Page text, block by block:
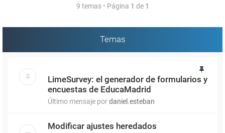
9 temas • Página 1 de 1
Temas
LimeSurvey: el generador de formularios y
encuestas de EducaMadrid
Último mensaje pordaniel.esteban
Modificar ajustes heredados